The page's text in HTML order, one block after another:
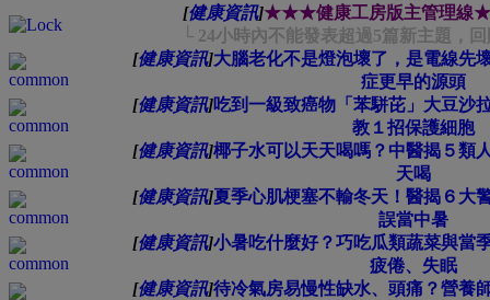
[健康資訊]★★★健康工房版主管理
└ 24小時內不能發表超過5篇新主題，
[健康資訊]大腦老化不是燈泡壞了，是電線先
症更早的源頭
[健康資訊]吃到一級致癌物「苯駢芘」大豆沙
教１招保護細胞
[健康資訊]椰子水可以天天喝嗎？中醫揭５類
天喝
[健康資訊]夏季心肌梗塞不輸冬天！醫揭６大
誤當中暑
[健康資訊]小暑吃什麼好？巧吃瓜類蔬菜與當
疲倦、失眠
[健康資訊]待冷氣房易慢性缺水、頭痛？營養